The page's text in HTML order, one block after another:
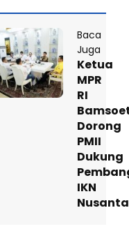
Baca
Juga
Ketua
MPR
RI
Dorong
PMII
Dukung
IKN